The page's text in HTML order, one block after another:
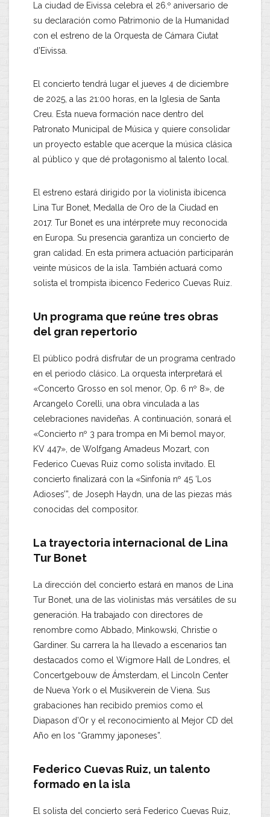
La ciudad de Eivissa celebra el 26.º aniversario de
su declaración como Patrimonio de la Humanidad
con el estreno de la Orquesta de Cámara Ciutat
d’Eivissa.
El concierto tendrá lugar el jueves 4 de diciembre
de 2025, a las 21:00 horas, en la Iglesia de Santa
Creu. Esta nueva formación nace dentro del
Patronato Municipal de Música y quiere consolidar
un proyecto estable que acerque la música clásica
al público y que dé protagonismo al talento local.
El estreno estará dirigido por la violinista ibicenca
Lina Tur Bonet, Medalla de Oro de la Ciudad en
2017. Tur Bonet es una intérprete muy reconocida
en Europa. Su presencia garantiza un concierto de
gran calidad. En esta primera actuación participarán
veinte músicos de la isla. También actuará como
solista el trompista ibicenco Federico Cuevas Ruiz.
Un programa que reúne tres obras
del gran repertorio
El público podrá disfrutar de un programa centrado
en el periodo clásico. La orquesta interpretará el
«Concerto Grosso en sol menor, Op. 6 nº 8», de
Arcangelo Corelli, una obra vinculada a las
celebraciones navideñas. A continuación, sonará el
«Concierto nº 3 para trompa en Mi bemol mayor,
KV 447», de Wolfgang Amadeus Mozart, con
Federico Cuevas Ruiz como solista invitado. El
concierto finalizará con la «Sinfonía nº 45 ‘Los
Adioses’”, de Joseph Haydn, una de las piezas más
conocidas del compositor.
La trayectoria internacional de Lina
Tur Bonet
La dirección del concierto estará en manos de Lina
Tur Bonet, una de las violinistas más versátiles de su
generación. Ha trabajado con directores de
renombre como Abbado, Minkowski, Christie o
Gardiner. Su carrera la ha llevado a escenarios tan
destacados como el Wigmore Hall de Londres, el
Concertgebouw de Ámsterdam, el Lincoln Center
de Nueva York o el Musikverein de Viena. Sus
grabaciones han recibido premios como el
Diapason d’Or y el reconocimiento al Mejor CD del
Año en los “Grammy japoneses”.
Federico Cuevas Ruiz, un talento
formado en la isla
El solista del concierto será Federico Cuevas Ruiz,